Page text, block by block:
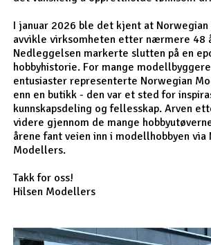
I januar 2026 ble det kjent at
avvikle virksomheten etter nærmere 48
Nedleggelsen markerte slutten på en
hobbyhistorie. For mange
entusiaster representerte Norwegian
enn en butikk - den var et sted for
kunnskapsdeling og fellesskap. Arven
videre gjennom de mange
årene fant veien inn i modellhobbyen via
Modellers.
Takk for oss!
Hilsen Modellers